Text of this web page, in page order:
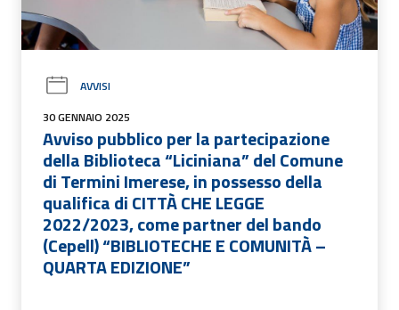
AVVISI
30 GENNAIO 2025
Avviso pubblico per la partecipazione
della Biblioteca “Liciniana” del Comune
di Termini Imerese, in possesso della
qualifica di CITTÀ CHE LEGGE
2022/2023, come partner del bando
(Cepell) “BIBLIOTECHE E COMUNITÀ –
QUARTA EDIZIONE”